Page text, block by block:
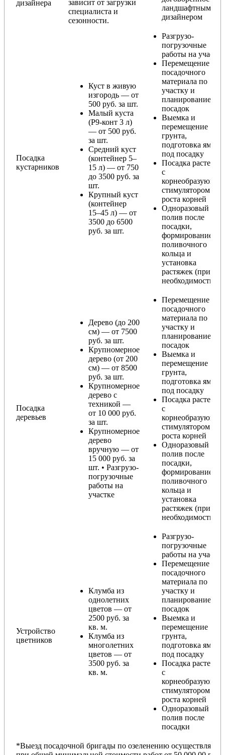
дизайнера
зависит от загрузки
специалиста и
сезонности.
ландшафтным
дизайнером
Посадка
кустарников
Куст в живую
изгородь — от
500 руб. за шт.
Малый куста
(Р9-конт 3 л)
— от 500 руб.
за шт.
Средний куст
(контейнер 5–
15 л) — от 750
до 3500 руб. за
шт.
Крупный куст
(контейнер
15–45 л) — от
3500 до 6500
руб. за шт.
Разгрузо-
погрузочные
работы на участке
Перемещение
посадочного
материала по
участку и
планирование
посадок
Выемка и
перемещение
грунта,
подготовка ямы
под посадку
Посадка растения
с
корнеобразующим
стимулятором
роста корней
Одноразовый
полив после
посадки,
формирование
поливочного
кольца и
установка
растяжек (при
необходимости)
Посадка
деревьев
Дерево (до 200
см) — от 7500
руб. за шт.
Крупномерное
дерево (от 200
см) — от 8500
руб. за шт.
Крупномерное
дерево с
техникой —
от 10 000 руб.
за шт.
Крупномерное
дерево
вручную — от
15 000 руб. за
шт. • Разгрузо-
погрузочные
работы на
участке
Перемещение
посадочного
материала по
участку и
планирование
посадок
Выемка и
перемещение
грунта,
подготовка ямы
под посадку
Посадка растения
с
корнеобразующим
стимулятором
роста корней
Одноразовый
полив после
посадки,
формирование
поливочного
кольца и
установка
растяжек (при
необходимости)
Устройство
цветников
Клумба из
однолетних
цветов — от
2500 руб. за
кв. м.
Клумба из
многолетних
цветов — от
3500 руб. за
кв. м.
Разгрузо-
погрузочные
работы на участке
Перемещение
посадочного
материала по
участку и
планирование
посадок
Выемка и
перемещение
грунта,
подготовка ямы
под посадку
Посадка растений
с
корнеобразующим
стимулятором
роста корней
Одноразовый
полив после
посадки
*Выезд посадочной бригады по озеленению осуществляется